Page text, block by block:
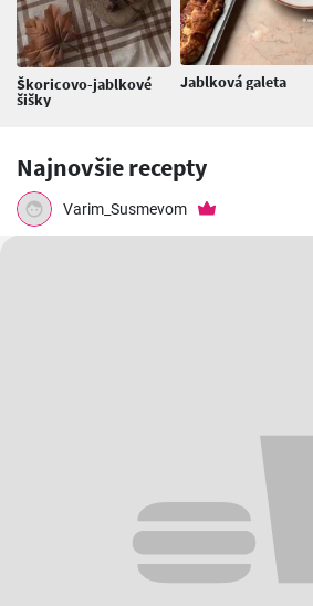
Škoricovo-jablkové
šišky
Jablková galeta
Najnovšie recepty
Varim_Susmevom